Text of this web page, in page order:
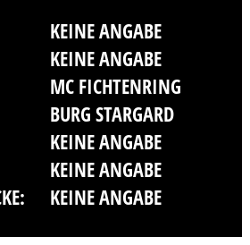
KEINE ANGABE
KEINE ANGABE
MC FICHTENRING
BURG STARGARD
KEINE ANGABE
KEINE ANGABE
KEINE ANGABE